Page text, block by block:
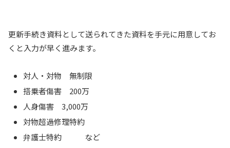
更新手続き資料として送られてきた資料を手元に用意してお
くと入力が早く進みます。
対人・対物 無制限
搭乗者傷害 200万
人身傷害 3,000万
対物超過修理特約
弁護士特約 など